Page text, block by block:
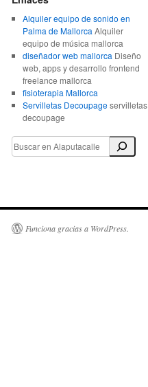
Alquiler equipo de sonido en
Palma de Mallorca Alquiler
equipo de música mallorca
diseñador web mallorca Diseño
web, apps y desarrollo frontend
freelance mallorca
fisioterapia Mallorca
Servilletas Decoupageservilletas
decoupage
Funciona gracias a WordPress.